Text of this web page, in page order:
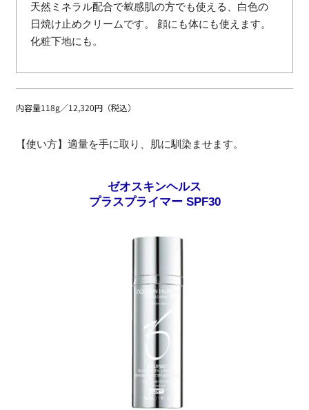
天然ミネラル配合で敏感肌の方でも使える、白色の
日焼け止めクリームです。 顔にも体にも使えます。
化粧下地にも。
内容量118g／12,320円（税込）
【使い方】適量を手に取り、肌に馴染ませます。
ゼオスキンヘルス
プラスプライマー SPF30